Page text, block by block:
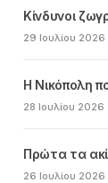
Κίνδυνοι
29 Ιουλίου 2026
Η Νικόπολη
28 Ιουλίου 2026
Πρώτα τα
26 Ιουλίου 2026